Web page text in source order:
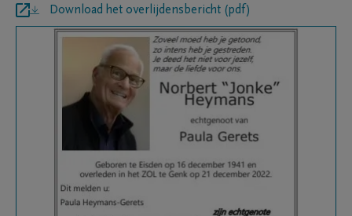
Download het overlijdensbericht (pdf)